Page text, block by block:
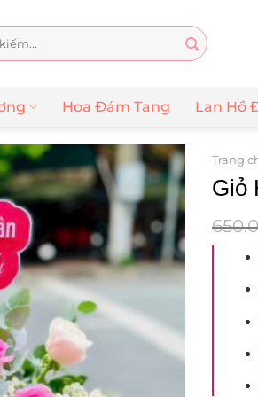
Hoa Đám Tang Lan Hồ
Trang
Giỏ